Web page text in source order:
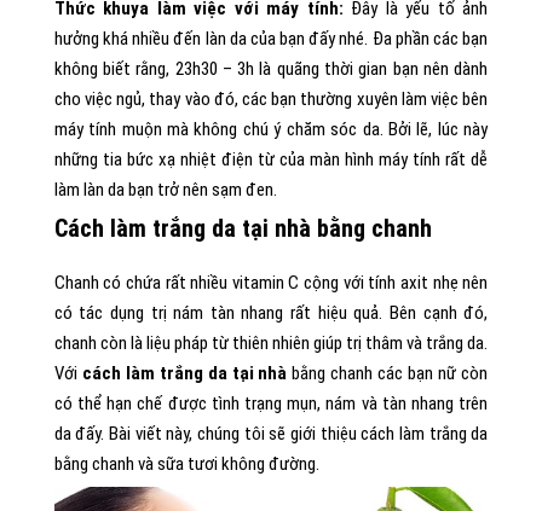
Thức khuya làm việc với máy tính: Đây là yếu tố ảnh
hưởng khá nhiều đến làn da của bạn đấy nhé. Đa phần các bạn
không biết rằng, 23h30 – 3h là quãng thời gian bạn nên dành
cho việc ngủ, thay vào đó, các bạn thường xuyên làm việc bên
máy tính muộn mà không chú ý chăm sóc da. Bởi lẽ, lúc này
những tia bức xạ nhiệt điện từ của màn hình máy tính rất dễ
làm làn da bạn trở nên sạm đen.
Cách làm trắng da tại nhà bằng chanh
Chanh có chứa rất nhiều vitamin C cộng với tính axit nhẹ nên
có tác dụng trị nám tàn nhang rất hiệu quả. Bên cạnh đó,
chanh còn là liệu pháp từ thiên nhiên giúp trị thâm và trắng da.
Với cách làm trắng da tại nhà bằng chanh các bạn nữ còn
có thể hạn chế được tình trạng mụn, nám và tàn nhang trên
da đấy. Bài viết này, chúng tôi sẽ giới thiệu cách làm trắng da
bằng chanh và sữa tươi không đường.